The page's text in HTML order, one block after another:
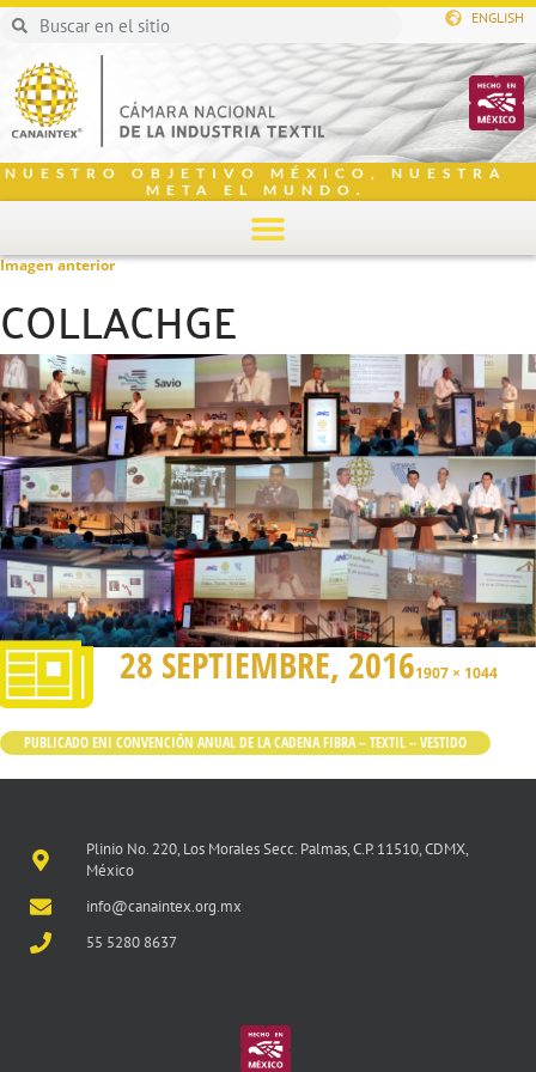
ENGLISH
NUESTRO OBJETIVO MÉXICO, NUESTRA
META EL MUNDO.
Imagen anterior
COLLACHGE
28 SEPTIEMBRE, 20161907 × 1044
PUBLICADO ENI CONVENCIÓN ANUAL DE LA CADENA FIBRA – TEXTIL – VESTIDO
Plinio No. 220, Los Morales Secc. Palmas, C.P. 11510, CDMX,
México
info@canaintex.org.mx
55 5280 8637